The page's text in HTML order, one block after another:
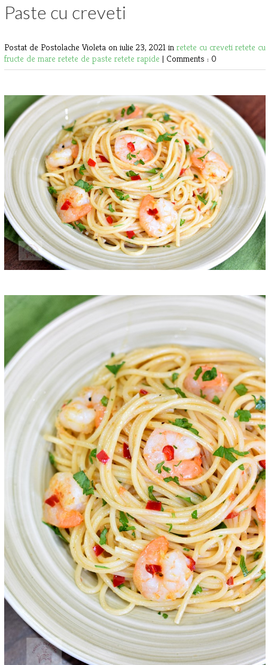
Paste cu creveti
Postat de Postolache Violeta on iulie 23, 2021 in retete cu creveti retete cu
fructe de mare retete de paste retete rapide | Comments : 0